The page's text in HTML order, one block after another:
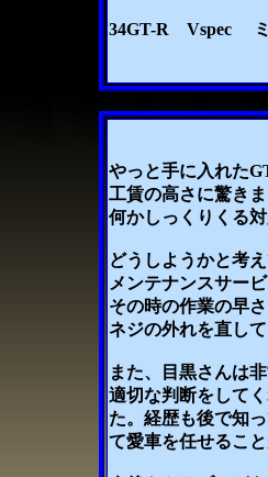
34GT-R Vspec
やっと手に入れた
工賃の高さに驚き
何かしっくりくる
どうしようかと考
メンテナンスサー
その時の作業の早
ネジの外れを直し
また、目黒さんは
適切な判断をして
た。経歴も後で知
て愛車を任せること